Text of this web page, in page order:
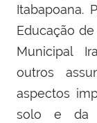
Itabapoana.
Educação
Municipal
outros
aspectos
solo e da